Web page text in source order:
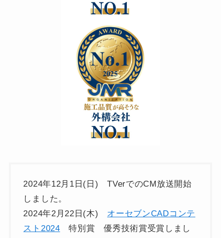
2024年12月1日(日) TVerでのCM放送開始
しました。
2024年2月22日(木) オーセブンCADコンテ
スト2024 特別賞 優秀技術賞受賞しまし